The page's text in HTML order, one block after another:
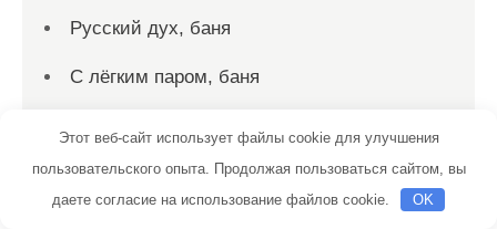
Русский дух, баня
С лёгким паром, баня
Салтыковские бани
Этот веб-сайт использует файлы cookie для улучшения
пользовательского опыта. Продолжая пользоваться сайтом, вы
даете согласие на использование файлов cookie.
OK